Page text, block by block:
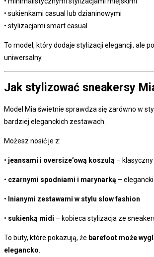
• sukienkami casual lub dzianinowymi
• stylizacjami smart casual
To model, który dodaje stylizacji elegancji, ale
uniwersalny.
Jak stylizować sneakersy
Model Mia świetnie sprawdza się zarówno w
bardziej eleganckich zestawach.
Możesz nosić je z:
• jeansami i oversize’ową koszulą –
• czarnymi spodniami i marynarką –
• lnianymi zestawami w stylu slow fashion
• sukienką midi – kobieca stylizacja ze
To buty, które pokazują, że barefoot może
elegancko.